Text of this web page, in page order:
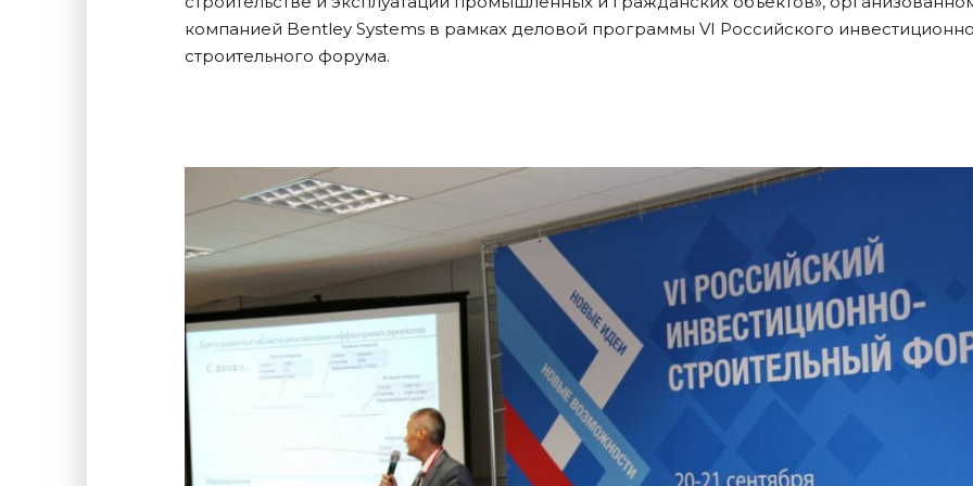
компанией Bentley Systems в рамках деловой программы VI Российского
строительного форума.